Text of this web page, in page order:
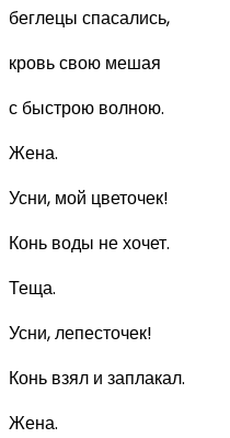
беглецы спасались,
кровь свою мешая
с быстрою волною.
Жена.
Усни, мой цветочек!
Конь воды не хочет.
Теща.
Усни, лепесточек!
Конь взял и заплакал.
Жена.